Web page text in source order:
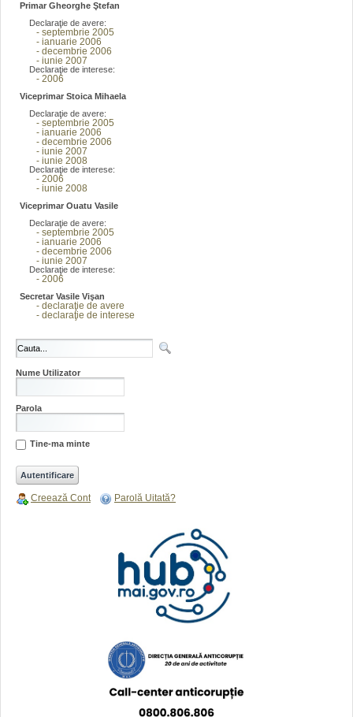
Primar Gheorghe Ştefan
Declaraţie de avere:
- septembrie 2005
- ianuarie 2006
- decembrie 2006
- iunie 2007
Declaraţie de interese:
- 2006
Viceprimar Stoica Mihaela
Declaraţie de avere:
- septembrie 2005
- ianuarie 2006
- decembrie 2006
- iunie 2007
- iunie 2008
Declaraţie de interese:
- 2006
- iunie 2008
Viceprimar Ouatu Vasile
Declaraţie de avere:
- septembrie 2005
- ianuarie 2006
- decembrie 2006
- iunie 2007
Declaraţie de interese:
- 2006
Secretar Vasile Vişan
- declaraţie de avere
- declaraţie de interese
Nume Utilizator
Parola
Tine-ma minte
Creează Cont Parolă Uitată?